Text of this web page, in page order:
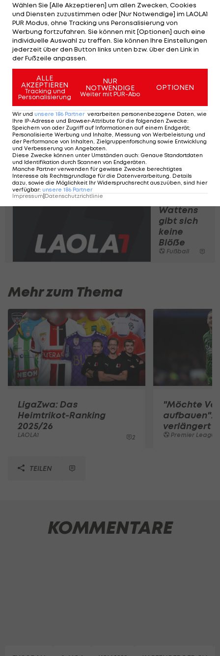
hält sich
Verfolger
vom Leib
Fußball
Wacker
dreht
Lustenau
Fußball
Rieder
Aufholjagd
geht
weiter
Fußball
Wattens
gibt sich
keine
Blöße
Fußball
Mehr zum Thema
LigaZwa: Das
Heimtrikot-Ranking
2025/26
LAOLA1 2
"Möchte
aufbauen":
verlängert
Premier League
TEILEN
KOMMENTARE
Wählen Sie [Alle Akzeptieren] um allen Zwecken, Cookies
und Diensten zuzustimmen oder [Nur Notwendige] im LAOLA1
PUR Modus, ohne Tracking uns Peronsalisierung von
Werbung fortzufahren. Sie können mit [Optionen] auch eine
individuelle Auswahl zu treffen. Sie können Ihre Einstellungen
jederzeit über den Button links unten bzw. über den Link in
der Fußzeile anpassen.
ALLE
AKZEPTIEREN
Tracking und
Personalisierung
NUR
NOTWENDIGE
Weiter mit PUR-Abo
OPTIONEN
Wir und unsere 186 Partner verarbeiten personenbezogene Daten, wie
Ihre IP-Adresse und Browser-Attribute für die folgenden Zwecke:
Speichern von oder Zugriff auf Informationen auf einem Endgerät;
Personalisierte Werbung und Inhalte, Messung von Werbeleistung und
der Performance von Inhalten, Zielgruppenforschung sowie Entwicklung
und Verbesserung von Angeboten
Diese Zwecke können unter Umständen auch: Genaue Standortdaten
und Identifikation durch Scannen von Endgeräten
Manche Partner verwenden für gewisse Zwecke berechtigtes
Interesse als Rechtsgrundlage für die Datenverarbeitung. Details
dazu, sowie die Möglichkeit Ihr Widerspruchsrecht auszuüben, sind hier
verfügbar: unsere 186 Partner
Impressum|Datenschutzrichtlinie